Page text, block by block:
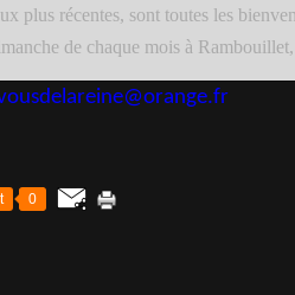
plus récentes, sont toutes les
de chaque mois à
0